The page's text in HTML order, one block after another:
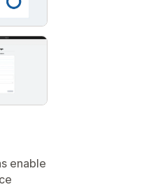
enable